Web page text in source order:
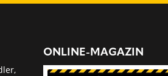
ONLINE-MAGAZIN